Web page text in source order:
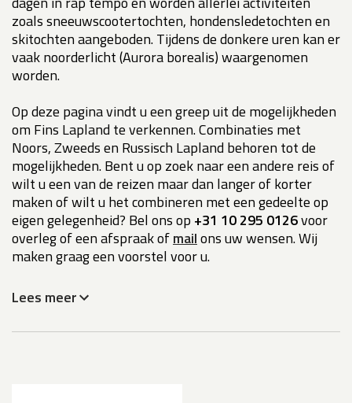
zoals sneeuwscootertochten, hondensledetochten en
skitochten aangeboden. Tijdens de donkere uren kan er
vaak noorderlicht (Aurora borealis) waargenomen
worden.
Op deze pagina vindt u een greep uit de mogelijkheden
om Fins Lapland te verkennen. Combinaties met
Noors, Zweeds en Russisch Lapland behoren tot de
mogelijkheden. Bent u op zoek naar een andere reis of
wilt u een van de reizen maar dan langer of korter
maken of wilt u het combineren met een gedeelte op
eigen gelegenheid? Bel ons op +31 10 295 0126voor
overleg of een afspraak ofmailons uw wensen. Wij
maken graag een voorstel voor u.
Lees meer